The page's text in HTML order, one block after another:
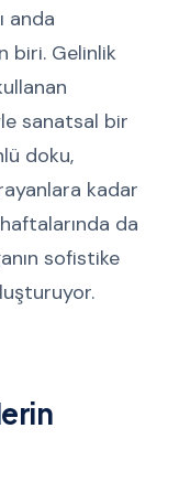
anda
biri. Gelinlik
sanatsal bir
doku,
kadar
da
sofistike